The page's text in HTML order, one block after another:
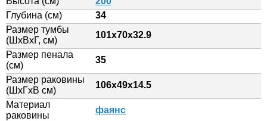
Глубина (см)
34
Размер тумбы
(ШxВxГ, см)
101x70x32.9
Размер пенала
(см)
35
Размер раковины
(ШхГхВ см)
106х49х14.5
Материал
раковины
фаянс